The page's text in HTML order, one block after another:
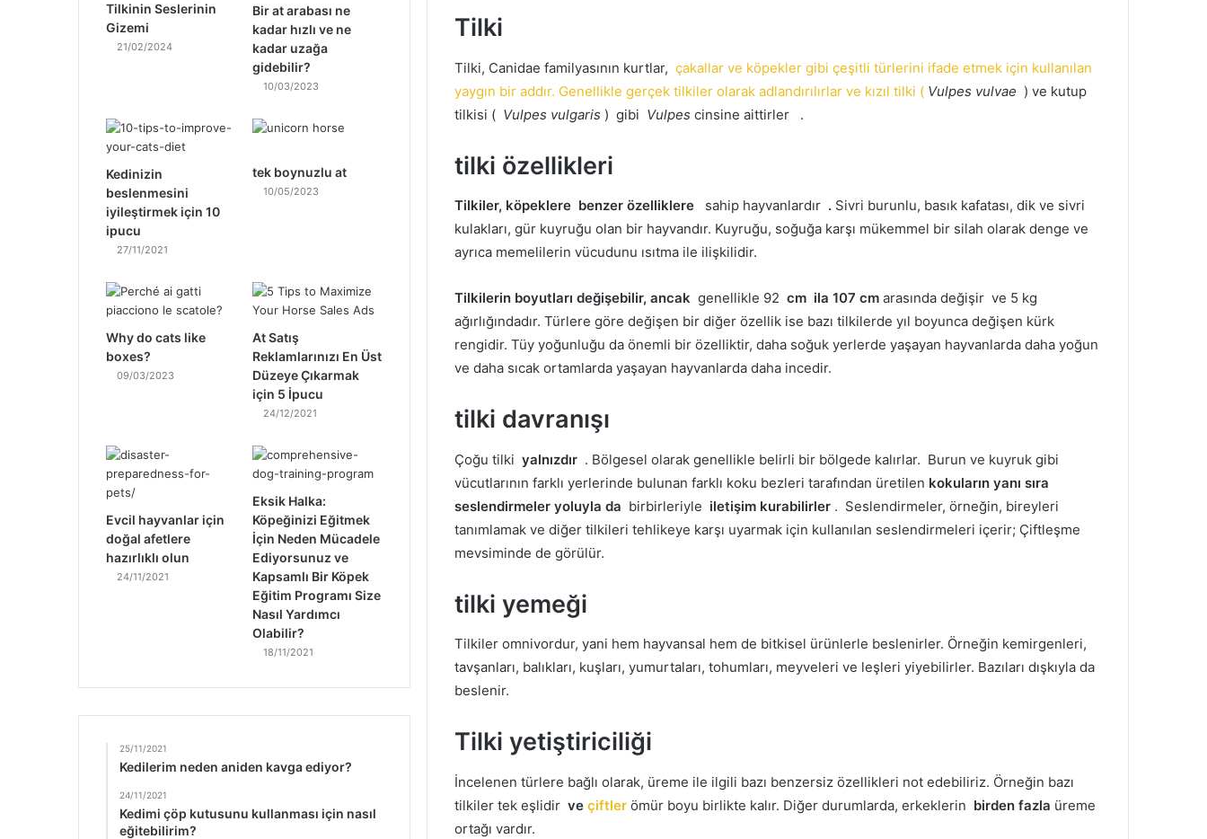
Tilki
Tilki, Canidae familyasının kurtlar, çakallar ve köpekler gibi çeşitli türlerini ifade etmek için kullanılan
yaygın bir addır. Genellikle gerçek tilkiler olarak adlandırılırlar ve kızıl tilki ( Vulpes vulvae ) ve kutup
tilkisi ( Vulpes vulgaris ) gibi Vulpes cinsine aittirler .
tilki özellikleri
Tilkiler, köpeklere benzer özelliklere sahip hayvanlardır . Sivri burunlu, basık kafatası, dik ve sivri
kulakları, gür kuyruğu olan bir hayvandır. Kuyruğu, soğuğa karşı mükemmel bir silah olarak denge ve
ayrıca memelilerin vücudunu ısıtma ile ilişkilidir.
Tilkilerin boyutları değişebilir, ancak genellikle 92 cm ila 107 cm arasında değişir ve 5 kg
ağırlığındadır. Türlere göre değişen bir diğer özellik ise bazı tilkilerde yıl boyunca değişen kürk
rengidir. Tüy yoğunluğu da önemli bir özelliktir, daha soğuk yerlerde yaşayan hayvanlarda daha yoğun
ve daha sıcak ortamlarda yaşayan hayvanlarda daha incedir.
tilki davranışı
Çoğu tilki yalnızdır . Bölgesel olarak genellikle belirli bir bölgede kalırlar. Burun ve kuyruk gibi
vücutlarının farklı yerlerinde bulunan farklı koku bezleri tarafından üretilen kokuların yanı sıra
seslendirmeler yoluyla da birbirleriyle iletişim kurabilirler . Seslendirmeler, örneğin, bireyleri
tanımlamak ve diğer tilkileri tehlikeye karşı uyarmak için kullanılan seslendirmeleri içerir; Çiftleşme
mevsiminde de görülür.
tilki yemeği
Tilkiler omnivordur, yani hem hayvansal hem de bitkisel ürünlerle beslenirler. Örneğin kemirgenleri,
tavşanları, balıkları, kuşları, yumurtaları, tohumları, meyveleri ve leşleri yiyebilirler. Bazıları dışkıyla da
beslenir.
Tilki yetiştiriciliği
İncelenen türlere bağlı olarak, üreme ile ilgili bazı benzersiz özellikleri not edebiliriz. Örneğin bazı
tilkiler tek eşlidir ve çiftler ömür boyu birlikte kalır. Diğer durumlarda, erkeklerin birden fazla üreme
ortağı vardır.
Tilkinin Seslerinin
Gizemi
21/02/2024
Bir at arabası ne
kadar hızlı ve ne
kadar uzağa
gidebilir?
10/03/2023
Kedinizin
beslenmesini
iyileştirmek için 10
ipucu
27/11/2021
tek boynuzlu at
10/05/2023
Why do cats like
boxes?
09/03/2023
At Satış
Reklamlarınızı En Üst
Düzeye Çıkarmak
için 5 İpucu
24/12/2021
Evcil hayvanlar için
doğal afetlere
hazırlıklı olun
24/11/2021
Eksik Halka:
Köpeğinizi Eğitmek
İçin Neden Mücadele
Ediyorsunuz ve
Kapsamlı Bir Köpek
Eğitim Programı Size
Nasıl Yardımcı
Olabilir?
18/11/2021
25/11/2021
Kedilerim neden aniden kavga ediyor?
24/11/2021
Kedimi çöp kutusunu kullanması için nasıl
eğitebilirim?